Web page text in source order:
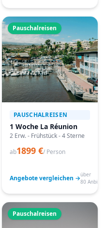
Pauschalreisen
PAUSCHALREISEN
1 Woche La Réunion
2 Erw. - Frühstück - 4 Sterne
ab1899 €/ Person
Angebote vergleichen →über
80
Pauschalreisen